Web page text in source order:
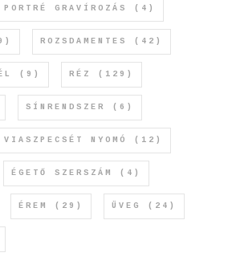
PORTRÉ GRAVÍROZÁS (4)
ROZSDAMENTES (42)
(9) RÉZ (129)
SÍNRENDSZER (6)
VIASZPECSÉT NYOMÓ (12)
ÉGETŐ SZERSZÁM (4)
ÉREM (29) ÜVEG (24)